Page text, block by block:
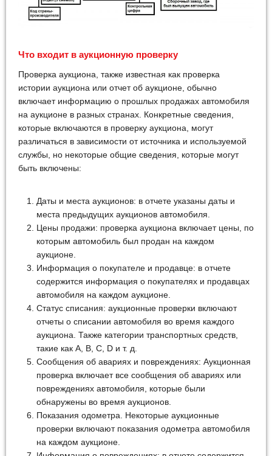
Что входит в аукционную проверку
Проверка аукциона, также известная как проверка
истории аукциона или отчет об аукционе, обычно
включает информацию о прошлых продажах автомобиля
на аукционе в разных странах. Конкретные сведения,
которые включаются в проверку аукциона, могут
различаться в зависимости от источника и используемой
службы, но некоторые общие сведения, которые могут
быть включены:
Даты и места аукционов: в отчете указаны даты и
места предыдущих аукционов автомобиля.
Цены продажи: проверка аукциона включает цены, по
которым автомобиль был продан на каждом
аукционе.
Информация о покупателе и продавце: в отчете
содержится информация о покупателях и продавцах
автомобиля на каждом аукционе.
Статус списания: аукционные проверки включают
отчеты о списании автомобиля во время каждого
аукциона. Также категории транспортных средств,
такие как A, B, C, D и т. д.
Сообщения об авариях и повреждениях: Аукционная
проверка включает все сообщения об авариях или
повреждениях автомобиля, которые были
обнаружены во время аукционов.
Показания одометра. Некоторые аукционные
проверки включают показания одометра автомобиля
на каждом аукционе.